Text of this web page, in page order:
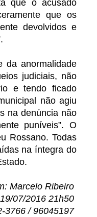
que o acusado
que os
devolvidos e
da anormalidade
judiciais, não
e tendo ficado
não agiu
na denúncia não
puníveis”. O
Rossano. Todas
na íntegra do
Marcelo Ribeiro
07/2016 21h50
3766 / 96045197